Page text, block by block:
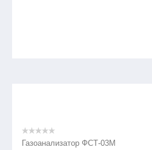
Газоанализатор ФСТ-03М